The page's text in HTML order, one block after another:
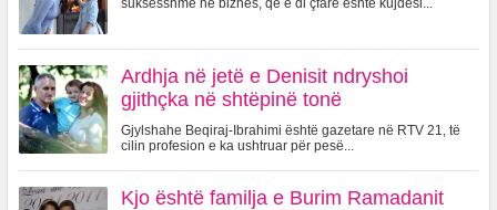
Ardhja në jetë e Denisit ndryshoi
gjithçka në shtëpinë tonë
Gjylshahe Beqiraj-Ibrahimi është gazetare në RTV 21, të
cilin profesion e ka ushtruar për pesë...
Kjo është familja e Burim Ramadanit